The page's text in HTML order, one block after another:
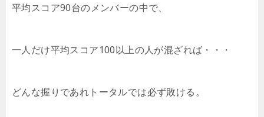
平均スコア90台のメンバーの中で、
一人だけ平均スコア100以上の人が混ざれば・・・
どんな握りであれトータルでは必ず敗ける。